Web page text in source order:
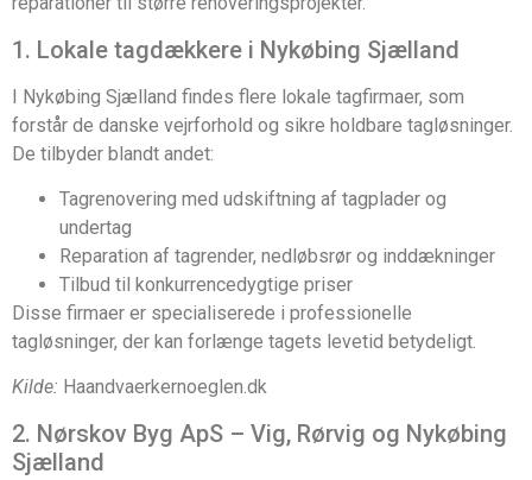
1. Lokale tagdækkere i Nykøbing Sjælland
I Nykøbing Sjælland findes flere lokale tagfirmaer, som
forstår de danske vejrforhold og sikre holdbare tagløsninger.
De tilbyder blandt andet:
Tagrenovering med udskiftning af tagplader og
undertag
Reparation af tagrender, nedløbsrør og inddækninger
Tilbud til konkurrencedygtige priser
Disse firmaer er specialiserede i professionelle
tagløsninger, der kan forlænge tagets levetid betydeligt.
Kilde: Haandvaerkernoeglen.dk
2. Nørskov Byg ApS – Vig, Rørvig og Nykøbing
Sjælland